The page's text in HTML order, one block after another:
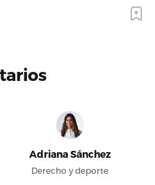
Adriana Sánchez
Derecho y deporte